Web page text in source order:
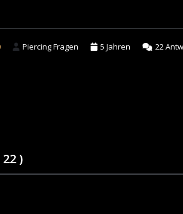
Piercing Fragen 5 Jahren 22
22)